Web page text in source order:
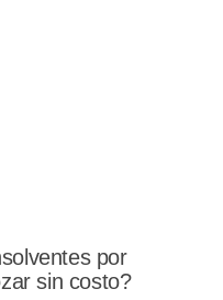
por
sin costo?